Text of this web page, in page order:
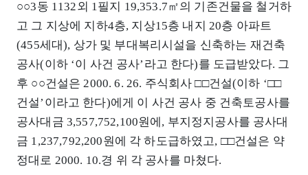
○○3동 1132외 1필지 19,353.7㎡의 기존건물을 철거하
고 그 지상에 지하4층, 지상15층 내지 20층 아파트
(455세대), 상가 및 부대복리시설을 신축하는 재건축
공사(이하 ‘이 사건 공사’라고 한다)를 도급받았다. 그
후 ○○건설은 2000. 6. 26. 주식회사 □□건설(이하 ‘□□
건설’이라고 한다)에게 이 사건 공사 중 건축토공사를
공사대금 3,557,752,100원에, 부지정지공사를 공사대
금 1,237,792,200원에 각 하도급하였고, □□건설은 약
정대로 2000. 10.경 위 각 공사를 마쳤다.